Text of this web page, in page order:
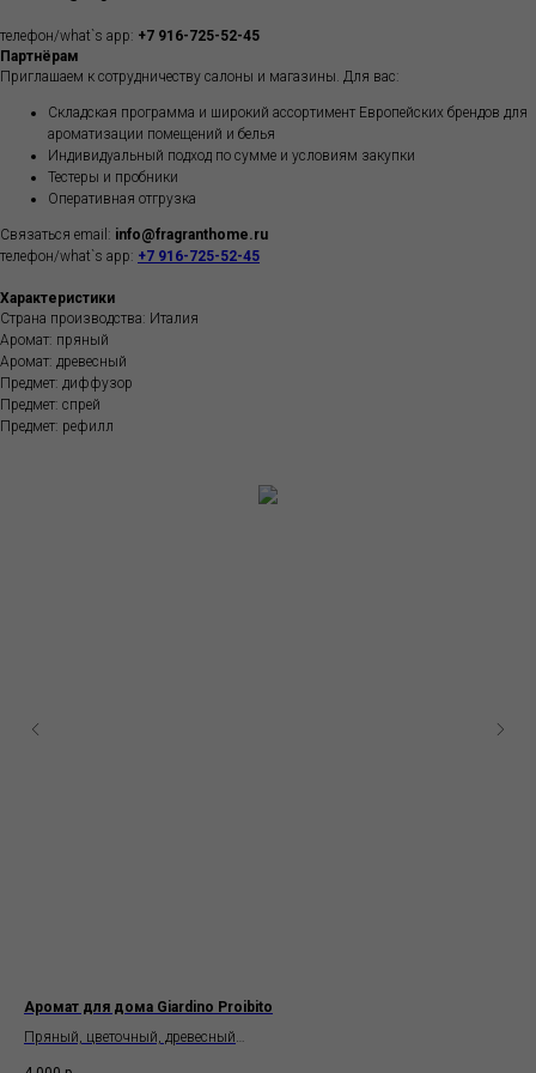
телефон/what`s app: +7 916-725-52-45
Партнёрам
Приглашаем к сотрудничеству салоны и магазины. Для вас:
Складская программа и широкий ассортимент Европейских брендов для
ароматизации помещений и белья
Индивидуальный подход по сумме и условиям закупки
Тестеры и пробники
Оперативная отгрузка
Связаться email: info@fragranthome.ru
телефон/what`s app: +7 916-725-52-45
Характеристики
Страна производства: Италия
Аромат: пряный
Аромат: древесный
Предмет: диффузор
Предмет: спрей
Предмет: рефилл
Аромат для дома Giardino Proibito
Пряный, цветочный, древесный